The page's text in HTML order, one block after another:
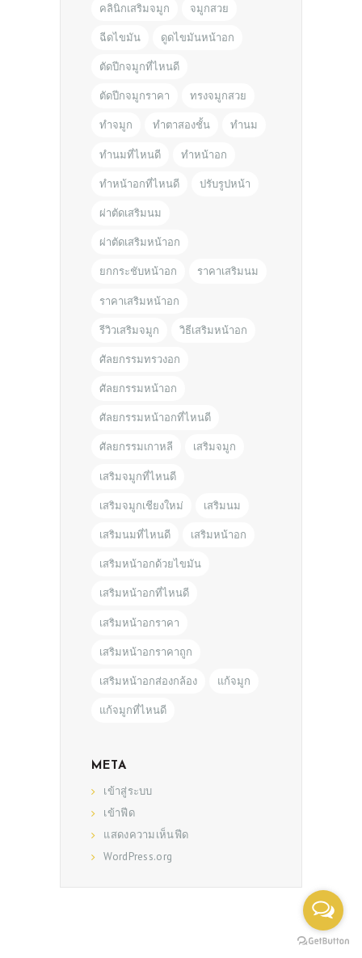
คลินิกเสริมจมูก จมูกสวย
ฉีดไขมัน ดูดไขมันหน้าอก
ตัดปีกจมูกที่ไหนดี
ตัดปีกจมูกราคา ทรงจมูกสวย
ทำจมูก ทำตาสองชั้น ทำนม
ทำนมที่ไหนดี ทำหน้าอก
ทำหน้าอกที่ไหนดี ปรับรูปหน้า
ผ่าตัดเสริมนม
ผ่าตัดเสริมหน้าอก
ยกกระชับหน้าอก ราคาเสริมนม
ราคาเสริมหน้าอก
รีวิวเสริมจมูก วิธีเสริมหน้าอก
ศัลยกรรมทรวงอก
ศัลยกรรมหน้าอก
ศัลยกรรมหน้าอกที่ไหนดี
ศัลยกรรมเกาหลี เสริมจมูก
เสริมจมูกที่ไหนดี
เสริมจมูกเชียงใหม่ เสริมนม
เสริมนมที่ไหนดี เสริมหน้าอก
เสริมหน้าอกด้วยไขมัน
เสริมหน้าอกที่ไหนดี
เสริมหน้าอกราคา
เสริมหน้าอกราคาถูก
เสริมหน้าอกส่องกล้อง แก้จมูก
แก้จมูกที่ไหนดี
META
เข้าสู่ระบบ
เข้าฟีด
แสดงความเห็นฟีด
WordPress.org